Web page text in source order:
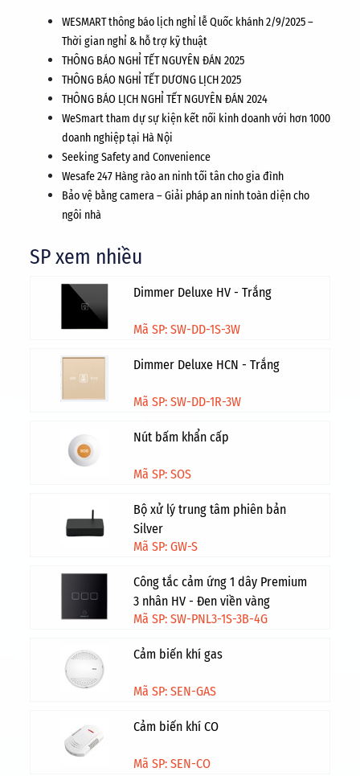
WESMART thông báo lịch nghỉ lễ Quốc khánh 2/9/2025 –
Thời gian nghỉ & hỗ trợ kỹ thuật
THÔNG BÁO NGHỈ TẾT NGUYÊN ĐÁN 2025
THÔNG BÁO NGHỈ TẾT DƯƠNG LỊCH 2025
THÔNG BÁO LỊCH NGHỈ TẾT NGUYÊN ĐÁN 2024
WeSmart tham dự sự kiện kết nối kinh doanh với hơn 1000
doanh nghiệp tại Hà Nội
Seeking Safety and Convenience
Wesafe 247 Hàng rào an ninh tối tân cho gia đình
Bảo vệ bằng camera – Giải pháp an ninh toàn diện cho
ngôi nhà
SP xem nhiều
Dimmer Deluxe HV - Trắng
Mã SP: SW-DD-1S-3W
Dimmer Deluxe HCN - Trắng
Mã SP: SW-DD-1R-3W
Nút bấm khẩn cấp
Mã SP: SOS
Bộ xử lý trung tâm phiên bản
Silver
Mã SP: GW-S
Công tắc cảm ứng 1 dây Premium
3 nhân HV - Đen viền vàng
Mã SP: SW-PNL3-1S-3B-4G
Cảm biến khí gas
Mã SP: SEN-GAS
Cảm biến khí CO
Mã SP: SEN-CO